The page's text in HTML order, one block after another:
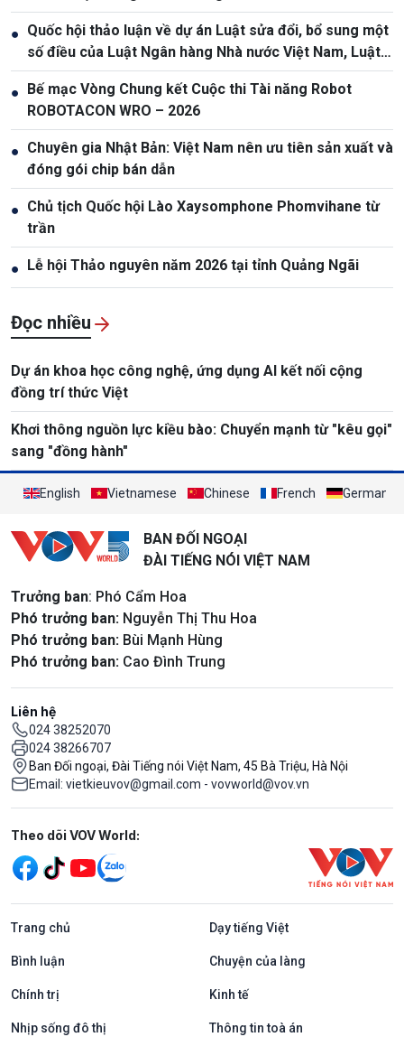
● Quốc hội thảo luận về dự án Luật sửa đổi, bổ sung một
số điều của Luật Ngân hàng Nhà nước Việt Nam, Luật
Phòng, chống rửa tiền
● Bế mạc Vòng Chung kết Cuộc thi Tài năng Robot
ROBOTACON WRO – 2026
● Chuyên gia Nhật Bản: Việt Nam nên ưu tiên sản xuất và
đóng gói chip bán dẫn
● Chủ tịch Quốc hội Lào Xaysomphone Phomvihane từ
trần
● Lễ hội Thảo nguyên năm 2026 tại tỉnh Quảng Ngãi
Đọc nhiều
Dự án khoa học công nghệ, ứng dụng AI kết nối cộng
đồng trí thức Việt
Khơi thông nguồn lực kiều bào: Chuyển mạnh từ "kêu gọi"
sang "đồng hành"
English Vietnamese Chinese French German
BAN ĐỐI NGOẠI
ĐÀI TIẾNG NÓI VIỆT NAM
Trưởng ban: Phó Cẩm Hoa
Phó trưởng ban: Nguyễn Thị Thu Hoa
Phó trưởng ban: Bùi Mạnh Hùng
Phó trưởng ban: Cao Đình Trung
Liên hệ
024 38252070
024 38266707
Ban Đối ngoại, Đài Tiếng nói Việt Nam, 45 Bà Triệu, Hà Nội
Email: vietkieuvov@gmail.com - vovworld@vov.vn
Mạng xã hội
Theo dõi VOV World:
Trang chủ Dạy tiếng Việt
Bình luận Chuyện của làng
Chính trị Kinh tế
Nhịp sống đô thị Thông tin toà án